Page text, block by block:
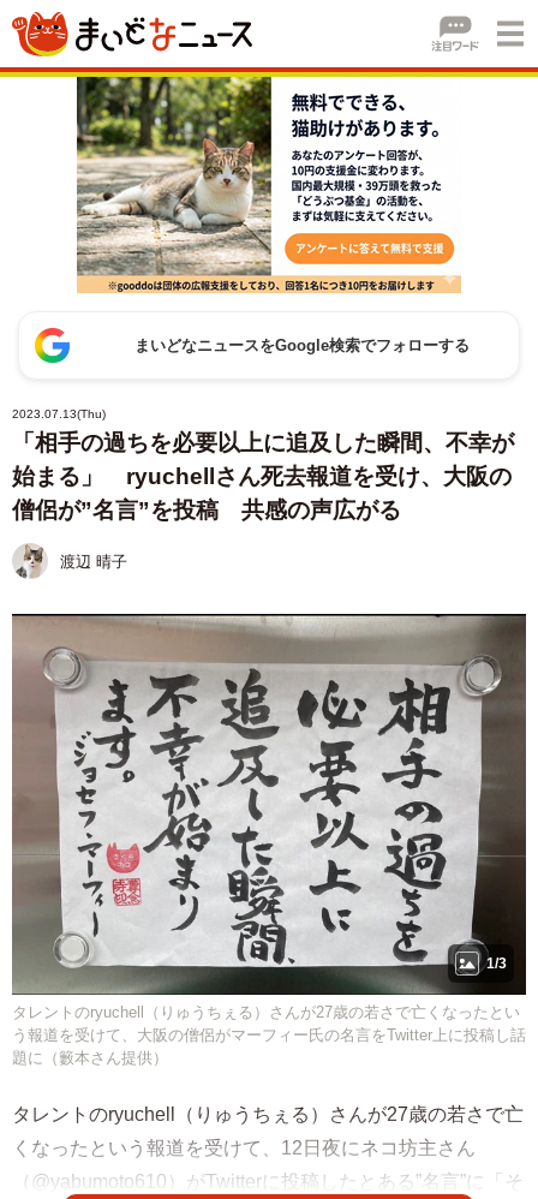
まいどなニュースをGoogle検索でフォローする
2023.07.13(Thu)
「相手の過ちを必要以上に追及した瞬間、不幸が
始まる」 ryuchellさん死去報道を受け、大阪の
僧侶が”名言”を投稿 共感の声広がる
渡辺 晴子
1/3
タレントのryuchell（りゅうちぇる）さんが27歳の若さで亡くなったとい
う報道を受けて、大阪の僧侶がマーフィー氏の名言をTwitter上に投稿し話
題に（籔本さん提供）
タレントのryuchell（りゅうちぇる）さんが27歳の若さで亡
くなったという報道を受けて、12日夜にネコ坊主さん
（@yabumoto610）がTwitterに投稿したとある”名言”に「そ